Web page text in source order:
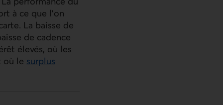
à ce que l’on
La baisse de
de cadence
élevés, où les
où le surplus